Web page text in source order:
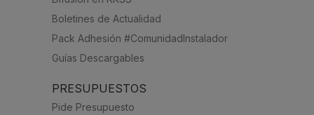
Boletines de Actualidad
Pack Adhesión #ComunidadInstalador
Guías Descargables
PRESUPUESTOS
Pide Presupuesto